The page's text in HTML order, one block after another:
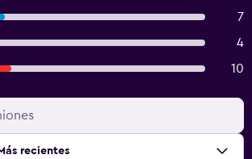
7
4
10
recientes